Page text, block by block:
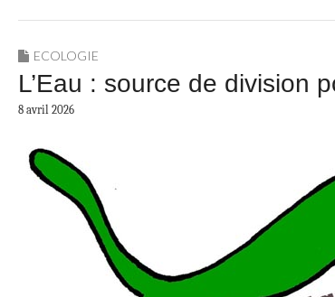
ECOLOGIE
L’Eau : source de division
8 avril 2026